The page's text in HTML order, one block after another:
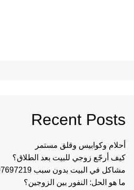
Recent Posts
أحلام وكوابيس وقلق مستمر
كيف أرجّع زوجي للبيت بعد الطلاق؟
مشاكل في البيت بدون سبب 00905397697219
ما هو الحل: النفور بين الزوجين؟